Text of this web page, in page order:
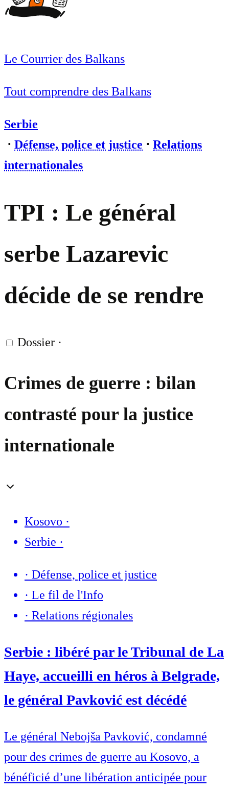
Le Courrier des Balkans
Tout comprendre des Balkans
Serbie
⋅ Défense, police et justice ⋅ Relations
internationales
TPI : Le général
serbe Lazarevic
décide de se rendre
Dossier ·
Crimes de guerre : bilan
contrasté pour la justice
internationale
Kosovo ·
Serbie ·
· Défense, police et justice
· Le fil de l'Info
· Relations régionales
Serbie : libéré par le Tribunal de La
Haye, accueilli en héros à Belgrade,
le général Pavković est décédé
Le général Nebojša Pavković, condamné
pour des crimes de guerre au Kosovo, a
bénéficié d’une libération anticipée pour